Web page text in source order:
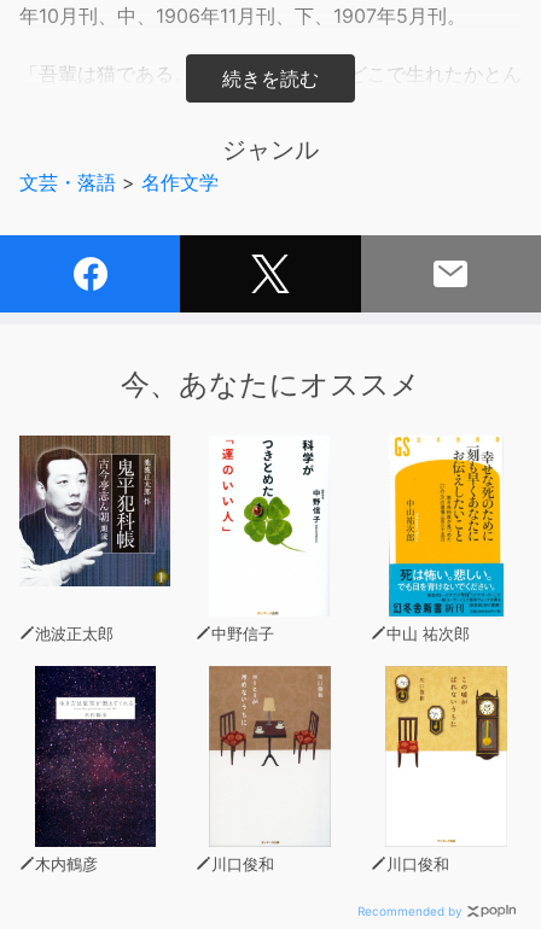
年10月刊、中、1906年11月刊、下、1907年5月刊。
「吾輩は猫である。名前はまだ無い。どこで生れたかとん
と見当がつかぬ。」という書き出しで始まり、中学校の英
輩」の視点から、珍野一家や、そこに集う彼の友人や門下
の書生たち、「太平の逸民」（第二話、第三話）の人間模
高性能AI音声による朗読です。
ジャンル
文芸・落語 > 名作文学
今、あなたにオススメ
池波正太郎 中野信子 中山 祐次郎
木内鶴彦 川口俊和 川口俊和
Recommended by